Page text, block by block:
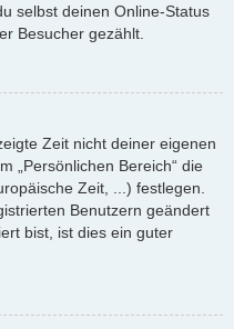
selbst deinen Online-Status
Besucher gezählt.
Zeit nicht deiner eigenen
„Persönlichen Bereich“ die
Zeit, ...) festlegen.
Benutzern geändert
bist, ist dies ein guter